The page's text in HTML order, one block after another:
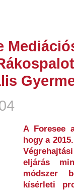
A Foresee
hogy a
eljárás
módszer
kísérleti